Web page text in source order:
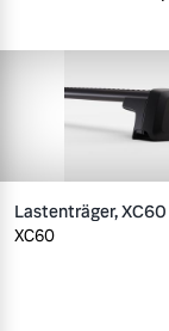
Lastenträger,
XC60